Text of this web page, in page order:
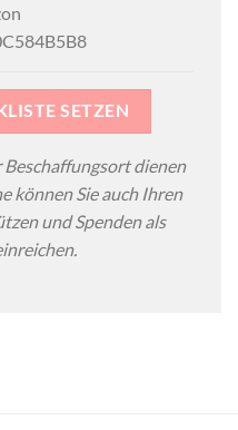
SETZEN
dienen
können Sie auch Ihren
und Spenden als